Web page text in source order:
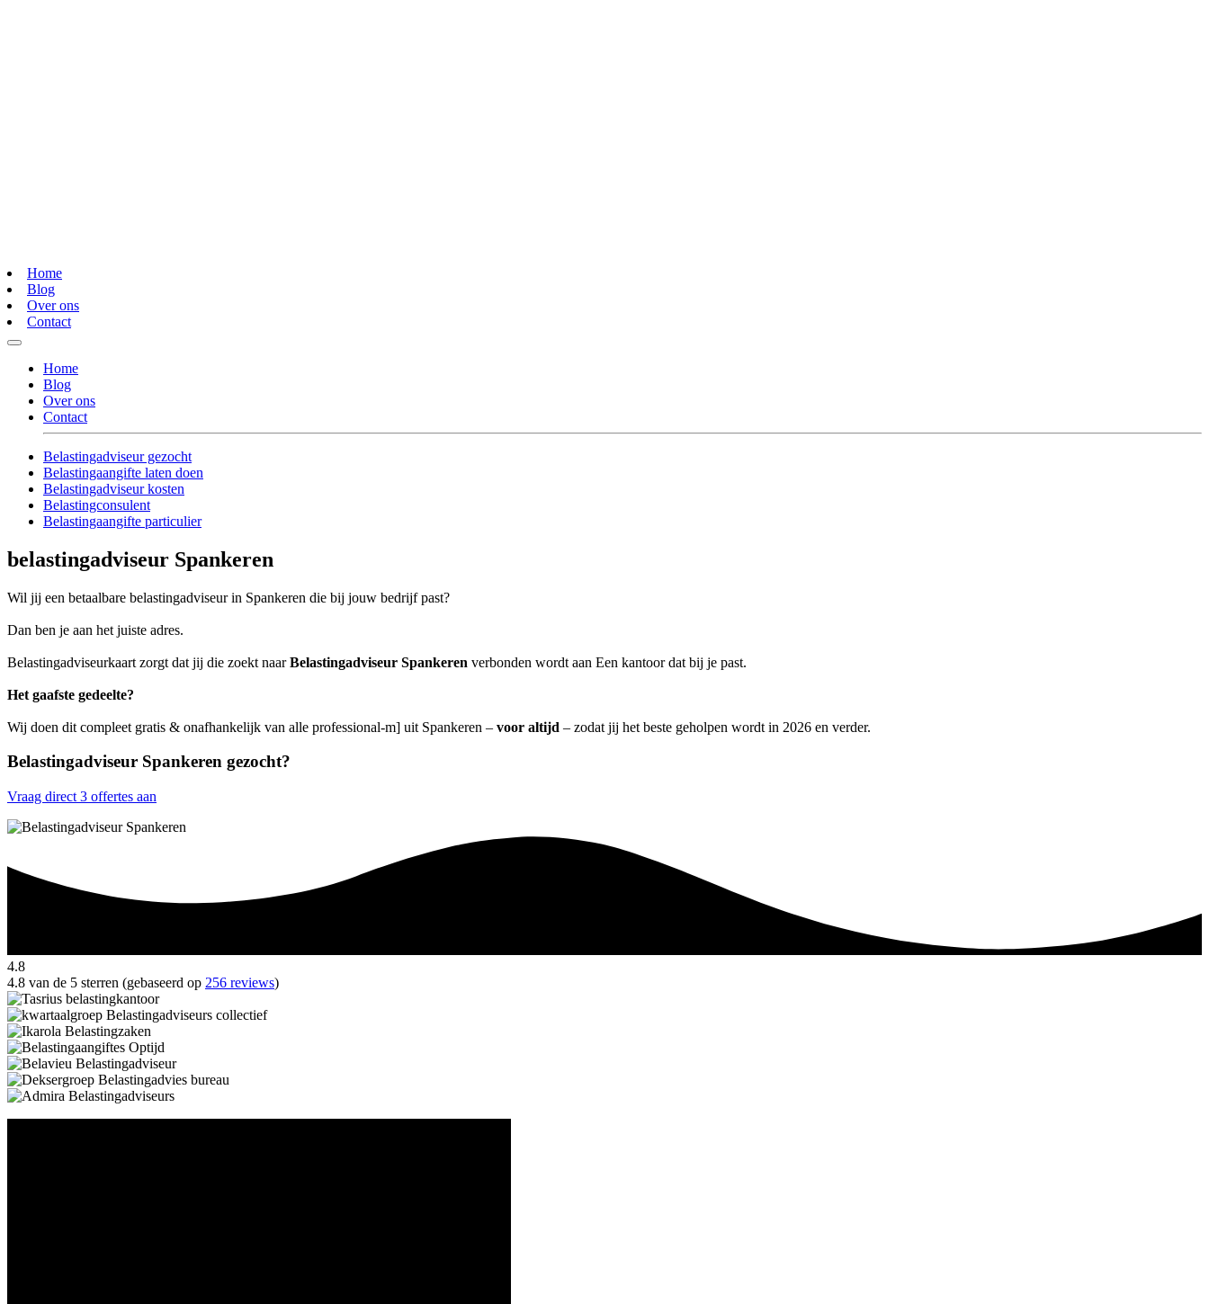
Home
Blog
Over ons
Contact
Home
Blog
Over ons
Contact
Belastingadviseur gezocht
Belastingaangifte laten doen
Belastingadviseur kosten
Belastingconsulent
Belastingaangifte particulier
belastingadviseur Spankeren
Wil jij een betaalbare belastingadviseur in Spankeren die bij jouw bedrijf past?
Dan ben je aan het juiste adres.
Belastingadviseurkaart zorgt dat jij die zoekt naarBelastingadviseur Spankeren verbonden wordt aan Een kantoor dat bij je past.
Het gaafste gedeelte?
Wij doen dit compleet gratis & onafhankelijk van alle professional-m] uit Spankeren – voor altijd – zodat jij het beste geholpen wordt in 2026 en verder.
Belastingadviseur Spankeren gezocht?
Vraag direct 3 offertes aan
4.8
4.8 van de 5 sterren (gebaseerd op 256 reviews)